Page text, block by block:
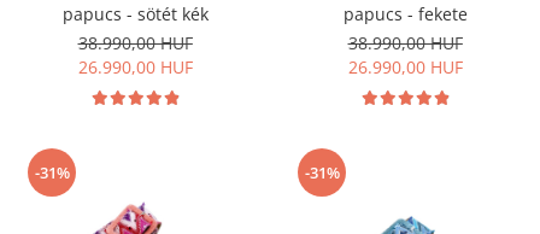
papucs - sötét kék
38.990,00 HUF
26.990,00 HUF
papucs - fekete
38.990,00 HUF
26.990,00 HUF
-31% -31%